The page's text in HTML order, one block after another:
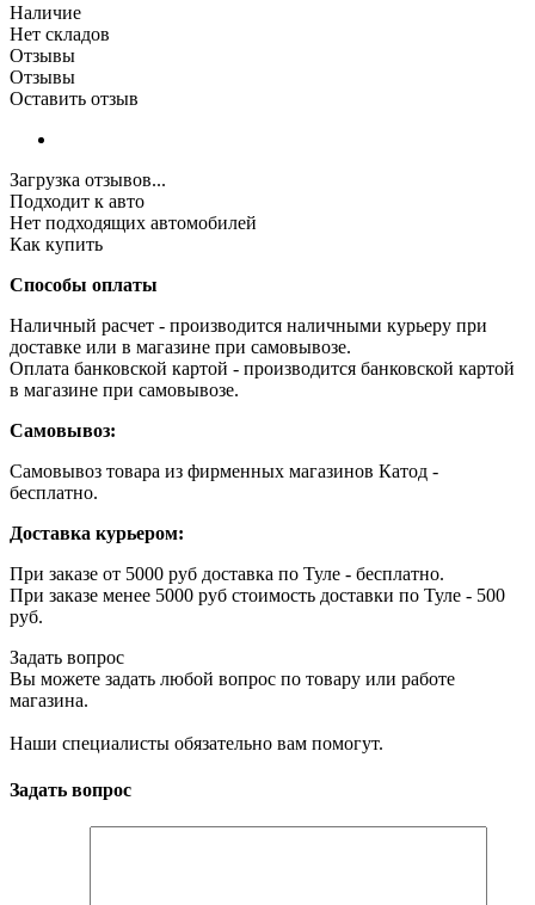
Наличие
Нет складов
Отзывы
Отзывы
Оставить отзыв
Загрузка отзывов...
Подходит к авто
Нет подходящих автомобилей
Как купить
Способы оплаты
Наличный расчет - производится наличными курьеру при
доставке или в магазине при самовывозе.
Оплата банковской картой - производится банковской картой
в магазине при самовывозе.
Самовывоз:
Самовывоз товара из фирменных магазинов Катод -
бесплатно.
Доставка курьером:
При заказе от 5000 руб доставка по Туле - бесплатно.
При заказе менее 5000 руб стоимость доставки по Туле - 500
руб.
Задать вопрос
Вы можете задать любой вопрос по товару или работе
магазина.
Наши специалисты обязательно вам помогут.
Задать вопрос